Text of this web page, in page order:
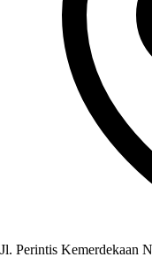
Jl. Perintis Kemerdekaan